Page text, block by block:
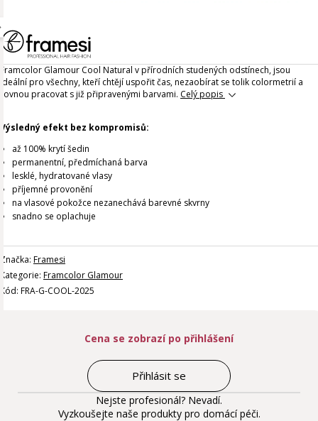
Framcolor Glamour Cool Natural v přírodních studených odstínech, jsou
ideální pro všechny, kteří chtějí uspořit čas, nezaobírat se tolik colormetrií a
rovnou pracovat s již připravenými barvami. Celý popis
Výsledný efekt bez kompromisů:
až 100% krytí šedin
permanentní, předmíchaná barva
lesklé, hydratované vlasy
příjemné provonění
na vlasové pokožce nezanechává barevné skvrny
snadno se oplachuje
Značka: Framesi
Kategorie: Framcolor Glamour
Kód: FRA-G-COOL-2025
Cena se zobrazí po přihlášení
Přihlásit se
Nejste profesionál? Nevadí.
Vyzkoušejte naše produkty pro domácí péči.